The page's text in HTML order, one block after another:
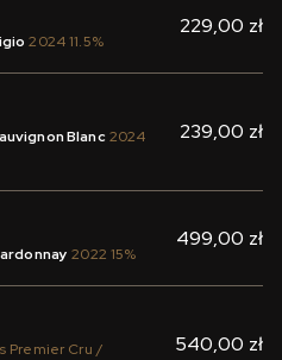
2024 11.5%
229,00 zł
Blanc 2024
239,00 zł
2022 15%
499,00 zł
Premier Cru /
540,00 zł